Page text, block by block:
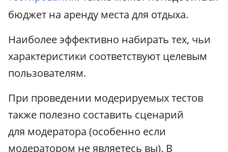
бюджет на аренду места для отдыха.
Наиболее эффективно набирать тех, чьи
характеристики соответствуют целевым
пользователям.
При проведении модерируемых тестов
также полезно составить сценарий
для модератора (особенно если
модератором не являетесь вы). В